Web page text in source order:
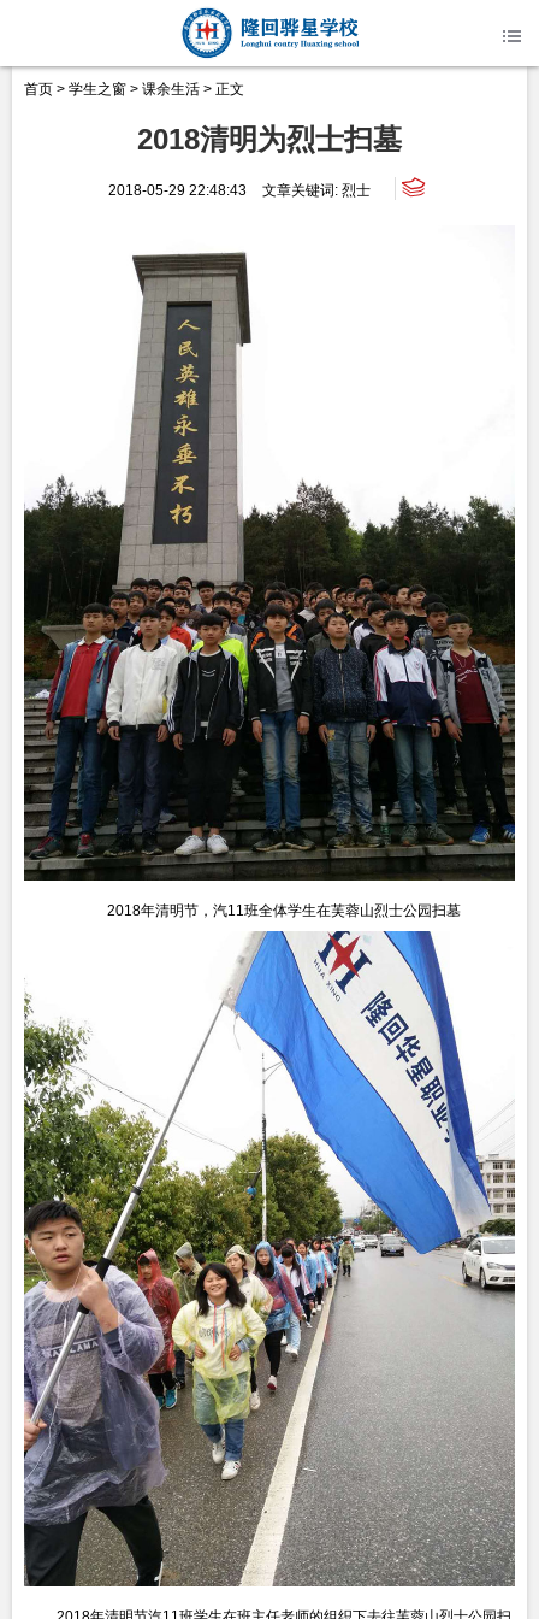
首页 > 学生之窗 > 课余生活 > 正文
2018清明为烈士扫墓
2018-05-29 22:48:43 文章关键词: 烈士
2018年清明节，汽11班全体学生在芙蓉山烈士公园扫墓